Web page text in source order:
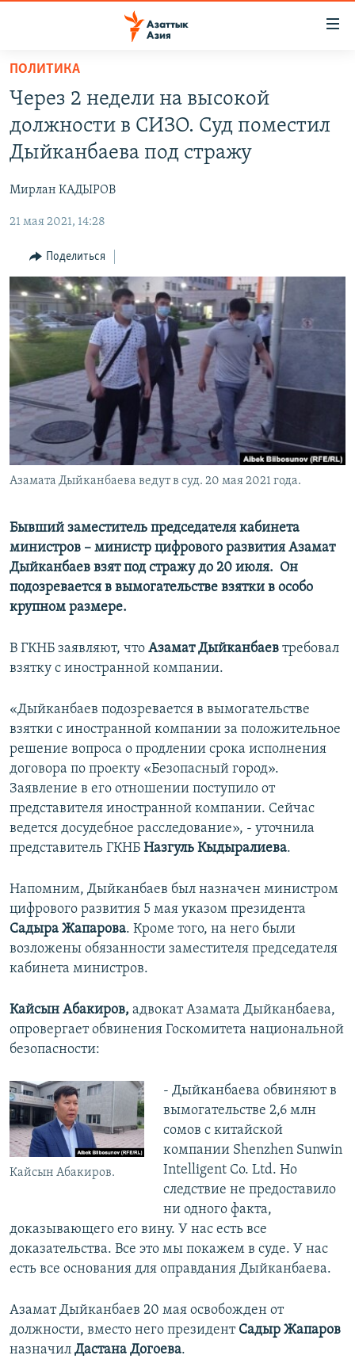
Вернуться
основному
содержанию
Вернутся
главной
навигации
Вернутся
поиску
КАЗАХСТАН
КЫРГЫЗСТАН
ТАДЖИКИСТАН
НОВОСТИ
ВОЙНА В УКРАИНЕ
ҚАЗАҚША
КЫРГЫЗЧА
ЎЗБЕКЧА
ТОҶИКӢ
TÜRKMENÇE
Все сайты РСЕ/РС
ПОЛИТИКА
Через 2 недели на высокой
должности в СИЗО. Суд поместил
Дыйканбаева под стражу
Мирлан КАДЫРОВ
21 мая 2021, 14:28
Поделиться
Азамата Дыйканбаева ведут в суд. 20 мая 2021 года.
Бывший заместитель председателя кабинета
министров – министр цифрового развития Азамат
Дыйканбаев взят под стражу до 20 июля. Он
подозревается в вымогательстве взятки в особо
крупном размере.
В ГКНБ заявляют, что Азамат Дыйканбаев требовал
взятку с иностранной компании.
«Дыйканбаев подозревается в вымогательстве
взятки с иностранной компании за положительное
решение вопроса о продлении срока исполнения
договора по проекту «Безопасный город».
Заявление в его отношении поступило от
представителя иностранной компании. Сейчас
ведется досудебное расследование», - уточнила
представитель ГКНБ Назгуль Кыдыралиева.
Напомним, Дыйканбаев был назначен министром
цифрового развития 5 мая указом президента
Садыра Жапарова. Кроме того, на него были
возложены обязанности заместителя председателя
кабинета министров.
Кайсын Абакиров, ​адвокат Азамата Дыйканбаева,
опровергает обвинения Госкомитета национальной
безопасности:
Кайсын Абакиров.
- Дыйканбаева обвиняют в
вымогательстве 2,6 млн
сомов с китайской
компании Shenzhen Sunwin
Intelligent Co. Ltd. Но
следствие не предоставило
ни одного факта,
доказывающего его вину. У нас есть все
доказательства. Все это мы покажем в суде. У нас
есть все основания для оправдания Дыйканбаева.
Азамат Дыйканбаев 20 мая освобожден от
должности, вместо него президент Садыр Жапаров
назначил Дастана Догоева.